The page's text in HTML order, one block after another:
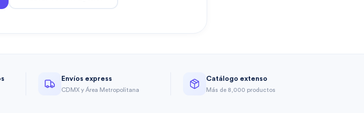
Envíos express
CDMX y Área Metropolitana
Catálogo extenso
Más de 8,000 productos